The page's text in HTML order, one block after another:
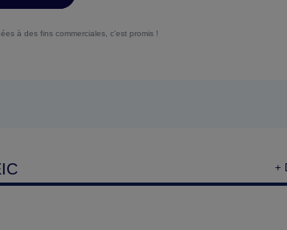
à des fins commerciales, c'est promis !
+